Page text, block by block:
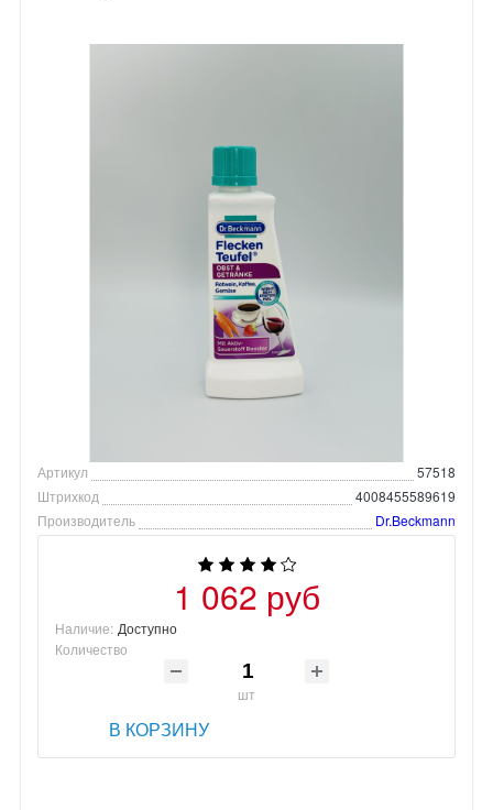
Артикул
57518
Штрихкод
4008455589619
Производитель
Dr.Beckmann
1 062 руб
Наличие: Доступно
Количество
шт
В КОРЗИНУ